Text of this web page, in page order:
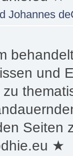
Johannes
und
Seiten
★